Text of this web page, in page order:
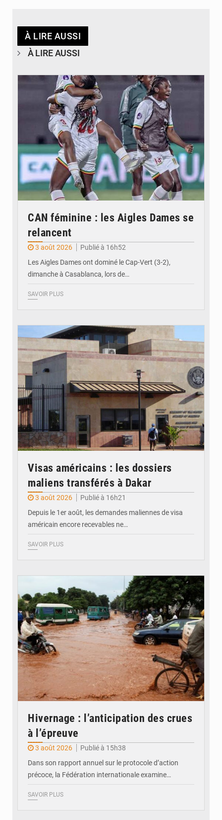
À LIRE AUSSI
À LIRE AUSSI
© FEMAFOOT
CAN féminine : les Aigles Dames se
relancent
3 août 2026
Publié à 16h52
Les Aigles Dames ont dominé le Cap-Vert (3-2),
dimanche à Casablanca, lors de…
SAVOIR PLUS
Visas américains : les dossiers
maliens transférés à Dakar
3 août 2026
Publié à 16h21
Depuis le 1er août, les demandes maliennes de visa
américain encore recevables ne…
SAVOIR PLUS
Hivernage : l’anticipation des crues
à l’épreuve
3 août 2026
Publié à 15h38
Dans son rapport annuel sur le protocole d’action
précoce, la Fédération internationale examine…
SAVOIR PLUS